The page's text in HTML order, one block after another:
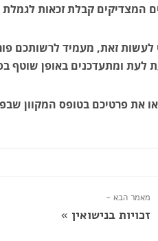
המצדיקים קבלת זכאות
לעשות זאת, מעמיד לרשותכם
לעת ומתעדכנים באופן שוטף
את פרטיכם בטופס המקוון
מאמר הבא -
זכויות בנישואין »